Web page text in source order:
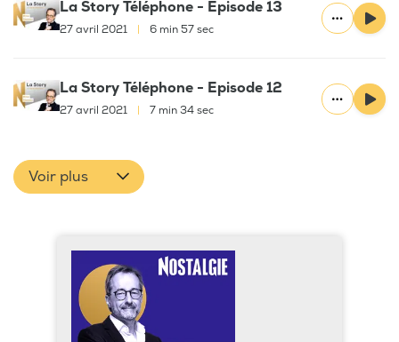
La Story Téléphone - Episode 13
27 avril 2021 6 min 57 sec
La Story Téléphone - Episode 12
27 avril 2021 7 min 34 sec
Voir plus